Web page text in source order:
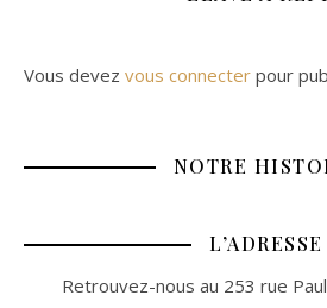
Vous devez vous connecter pour
NOTRE
L’ADRESSE
Retrouvez-nous au 253 rue